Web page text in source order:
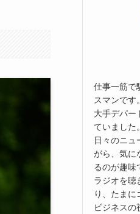
仕事一筋で
スマンです。
大手デパー
ていました。
日々のニュ
がら、気に
るのが趣味
ラジオを聴
り、たまに
ビジネスの